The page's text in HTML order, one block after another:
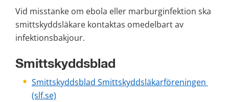
Vid misstanke om ebola eller marburginfektion ska
smittskyddsläkare kontaktas omedelbart av
infektionsbakjour.
Smittskyddsblad
Smittskyddsblad Smittskyddsläkarföreningen
(slf.se)